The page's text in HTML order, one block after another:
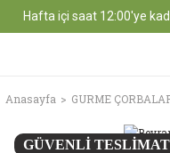
Hafta içi saat 12:00'ye
Anasayfa GURME
GÜVENLİ TESLİMAT